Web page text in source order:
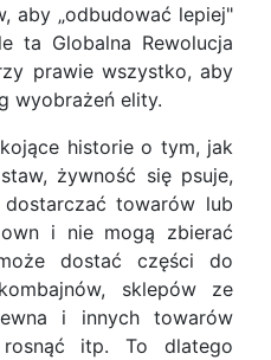
aby „odbudować lepiej"
ta Globalna Rewolucja
prawie wszystko, aby
wyobrażeń elity.
historie o tym, jak
żywność się psuje,
towarów lub
i nie mogą zbierać
dostać części do
sklepów ze
i innych towarów
rosnąć itp. To dlatego